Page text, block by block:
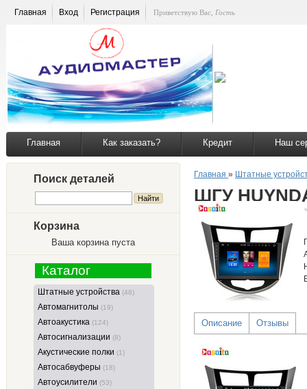
Главная Вход Регистрация Приветствую Вас Гость
Главная Как заказать? Кредит Наш
Поиск деталей
Корзина
Ваша корзина пуста
Каталог
Штатные устройства (48)
Автомагнитолы (19)
Автоакустика (124)
Автосигнализации (8)
Акустические полки (1)
Автосабвуферы (18)
Автоусилители (53)
Главная » Штатные
ШГУ
Описание Отзывы